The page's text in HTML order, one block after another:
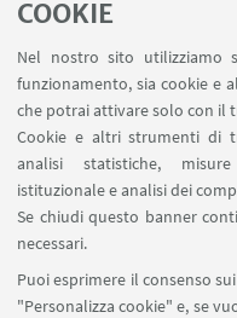
COOKIE
Nel nostro sito utilizziamo
funzionamento, sia cookie e
che potrai attivare solo con il
Cookie e altri strumenti di
analisi statistiche,
istituzionale e analisi dei
Se chiudi questo banner
necessari.
Puoi esprimere il consenso
"Personalizza cookie" e, se
Area
U-
Proxy: